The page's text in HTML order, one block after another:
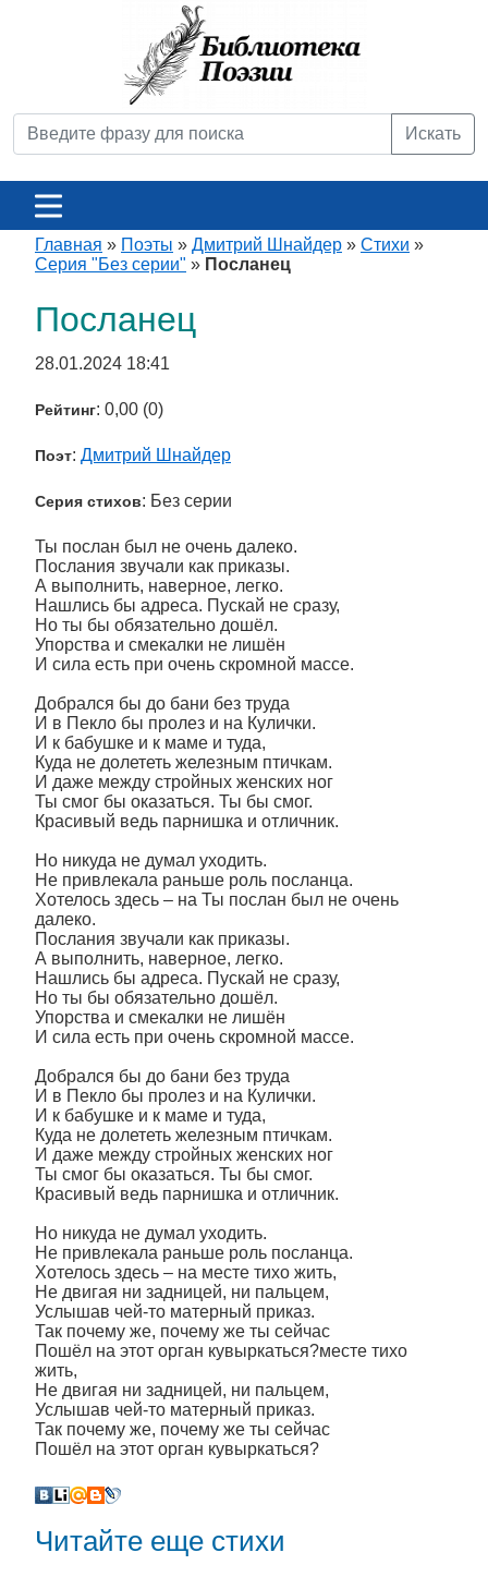
Искать
Главная » Поэты » Дмитрий Шнайдер » Стихи »
Серия "Без серии" » Посланец
Посланец
28.01.2024 18:41
Рейтинг: 0,00 (0)
Поэт: Дмитрий Шнайдер
Серия стихов: Без серии
Ты послан был не очень далеко.
Послания звучали как приказы.
А выполнить, наверное, легко.
Нашлись бы адреса. Пускай не сразу,
Но ты бы обязательно дошёл.
Упорства и смекалки не лишён
И сила есть при очень скромной массе.
Добрался бы до бани без труда
И в Пекло бы пролез и на Кулички.
И к бабушке и к маме и туда,
Куда не долететь железным птичкам.
И даже между стройных женских ног
Ты смог бы оказаться. Ты бы смог.
Красивый ведь парнишка и отличник.
Но никуда не думал уходить.
Не привлекала раньше роль посланца.
Хотелось здесь – на Ты послан был не очень
далеко.
Послания звучали как приказы.
А выполнить, наверное, легко.
Нашлись бы адреса. Пускай не сразу,
Но ты бы обязательно дошёл.
Упорства и смекалки не лишён
И сила есть при очень скромной массе.
Добрался бы до бани без труда
И в Пекло бы пролез и на Кулички.
И к бабушке и к маме и туда,
Куда не долететь железным птичкам.
И даже между стройных женских ног
Ты смог бы оказаться. Ты бы смог.
Красивый ведь парнишка и отличник.
Но никуда не думал уходить.
Не привлекала раньше роль посланца.
Хотелось здесь – на месте тихо жить,
Не двигая ни задницей, ни пальцем,
Услышав чей-то матерный приказ.
Так почему же, почему же ты сейчас
Пошёл на этот орган кувыркаться?месте тихо
жить,
Не двигая ни задницей, ни пальцем,
Услышав чей-то матерный приказ.
Так почему же, почему же ты сейчас
Пошёл на этот орган кувыркаться?
Читайте еще стихи